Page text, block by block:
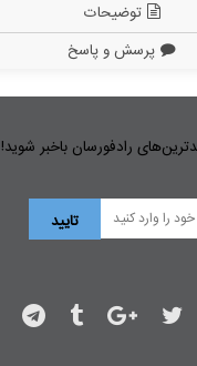
توضیحات
پرسش و پاسخ
رادفورسان باخبر شوید!